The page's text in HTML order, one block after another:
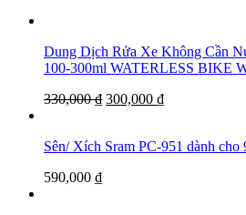
Dung Dịch Rửa Xe Không Cần
100-300ml WATERLESS BIKE
330,000₫ 300,000 ₫
Sên/ Xích Sram PC-951 dành
590,000 ₫